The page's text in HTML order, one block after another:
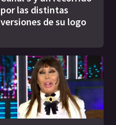
por las distintas
versiones de su logo